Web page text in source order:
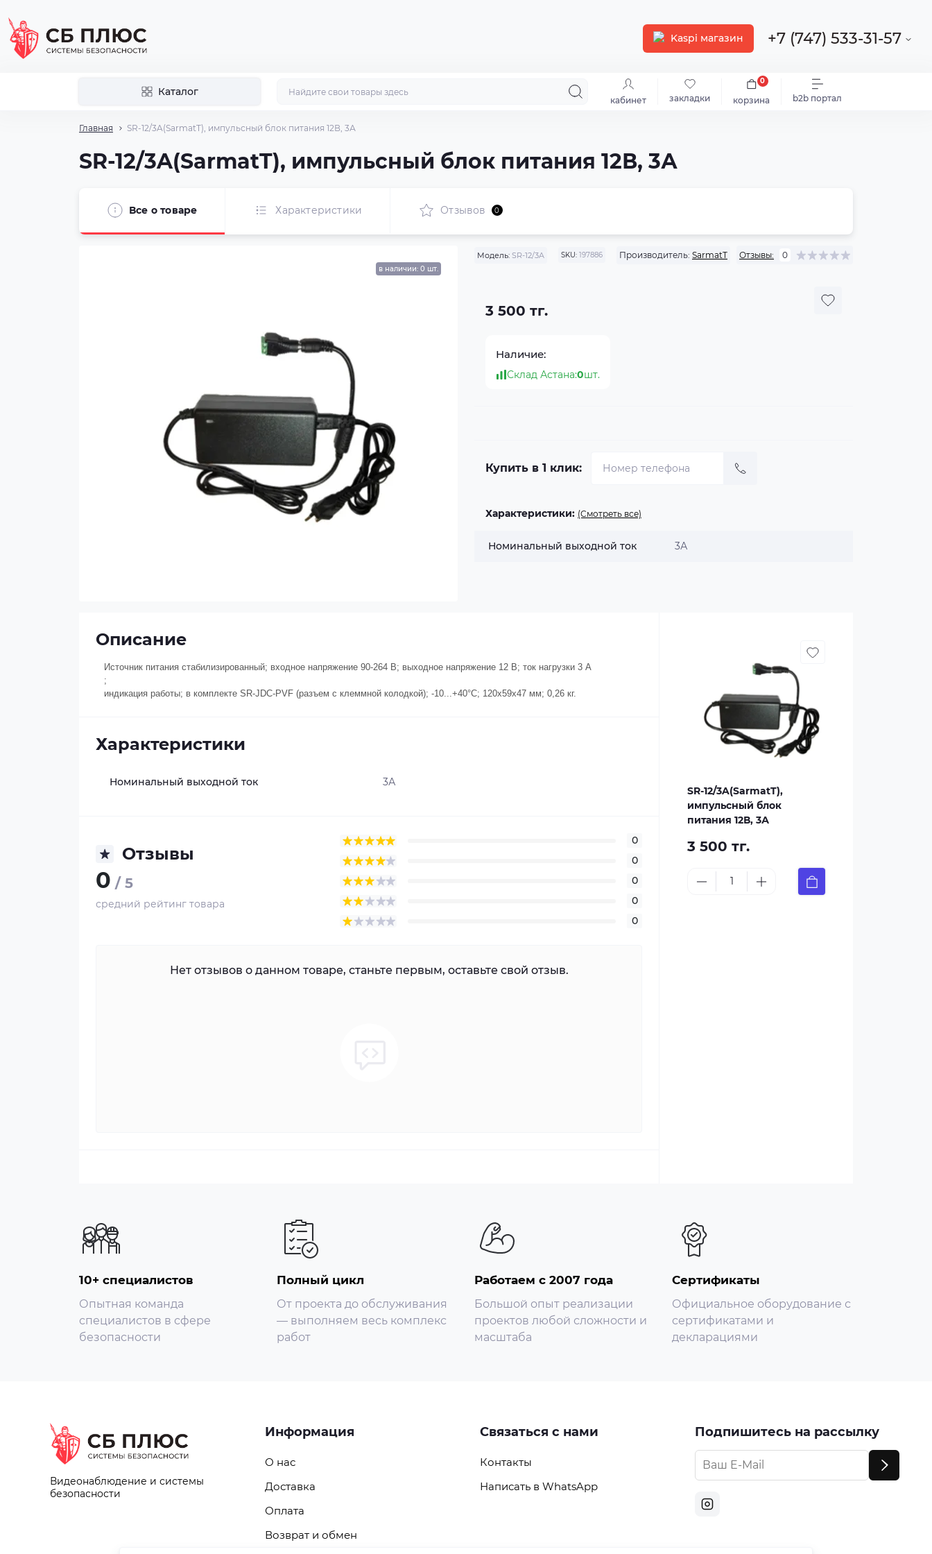
Kaspi магазин +7 (747) 533-31-57
Каталог
кабинет закладки корзина
0
b2b портал
Главная SR-12/3A(SarmatT), импульсный блок питания 12В, 3А
SR-12/3A(SarmatT), импульсный блок питания 12В, 3А
Все о товаре Характеристики Отзывов 0
в наличии: 0 шт.
Модель: SR-12/3A SKU: 197886 Производитель: SarmatT Отзывы: 0
3 500 тг.
Наличие:
Склад Астана:0шт.
Купить в 1 клик:
Характеристики: (Смотреть все)
Номинальный выходной ток 3А
Описание
Источник питания стабилизированный; входное напряжение 90-264 В; выходное напряжение 12 В; ток нагрузки 3 А
;
индикация работы; в комплекте SR-JDC-PVF (разъем с клеммной колодкой); -10...+40°С; 120х59х47 мм; 0,26 кг.
Характеристики
Номинальный выходной ток 3А
Отзывы
0 / 5
средний рейтинг товара
0
0
0
0
0
Нет отзывов о данном товаре, станьте первым, оставьте свой отзыв.
SR-12/3A(SarmatT),
импульсный блок
питания 12В, 3А
3 500 тг.
10+ специалистов
Опытная команда
специалистов в сфере
безопасности
Полный цикл
От проекта до обслуживания
— выполняем весь комплекс
работ
Работаем с 2007 года
Большой опыт реализации
проектов любой сложности и
масштаба
Сертификаты
Официальное оборудование с
сертификатами и
декларациями
Видеонаблюдение и системы
безопасности
Информация
О нас
Доставка
Оплата
Возврат и обмен
Связаться с нами
Контакты
Написать в WhatsApp
Подпишитесь на рассылку